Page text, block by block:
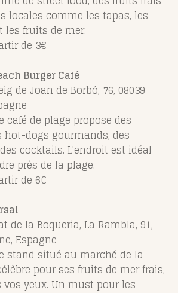
locales comme les tapas, les
les fruits de mer.
de 3€
Burger Café
de Joan de Borbó, 76, 08039
café de plage propose des
hot-dogs gourmands, des
cocktails. L'endroit est idéal
près de la plage.
de 6€
de la Boqueria, La Rambla, 91,
Espagne
stand situé au marché de la
pour ses fruits de mer frais,
vos yeux. Un must pour les